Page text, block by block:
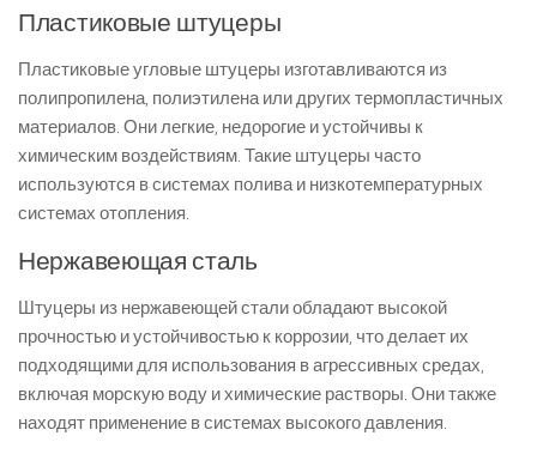
Пластиковые штуцеры
Пластиковые угловые штуцеры изготавливаются из
полипропилена, полиэтилена или других термопластичных
материалов. Они легкие, недорогие и устойчивы к
химическим воздействиям. Такие штуцеры часто
используются в системах полива и низкотемпературных
системах отопления.
Нержавеющая сталь
Штуцеры из нержавеющей стали обладают высокой
прочностью и устойчивостью к коррозии, что делает их
подходящими для использования в агрессивных средах,
включая морскую воду и химические растворы. Они также
находят применение в системах высокого давления.